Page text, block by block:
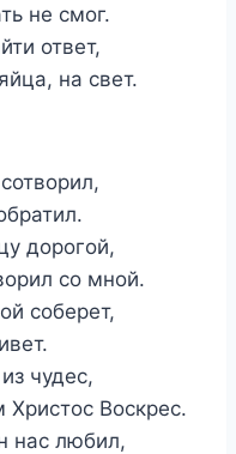
не смог.
ответ,
на свет.
дорогой,
со мной.
соберет,
чудес,
Воскрес.
нас любил,